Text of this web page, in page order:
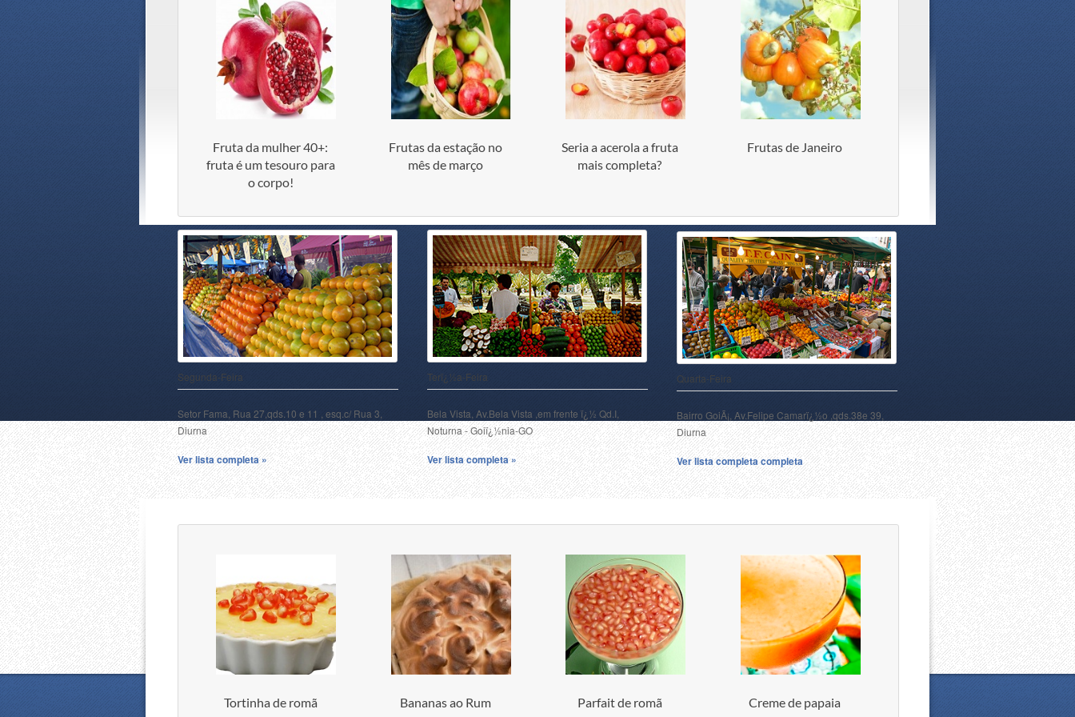
Fruta da mulher 40+:
fruta é um tesouro para
o corpo!
Frutas da estação no
mês de março
Seria a acerola a fruta
mais completa?
Frutas de Janeiro
Segunda-Feira
Setor Fama, Rua 27,qds.10 e 11 , esq.c/ Rua 3,
Diurna
Ver lista completa »
Terï¿½a-Feira
Bela Vista, Av.Bela Vista ,em frente ï¿½ Qd.I,
Noturna - Goiï¿½nia-GO
Ver lista completa »
Quarta-Feira
Bairro GoiÃ¡, Av.Felipe Camarï¿½o ,qds.38e 39,
Diurna
Ver lista completa completa
Tortinha de romã Bananas ao Rum Parfait de romã Creme de papaia